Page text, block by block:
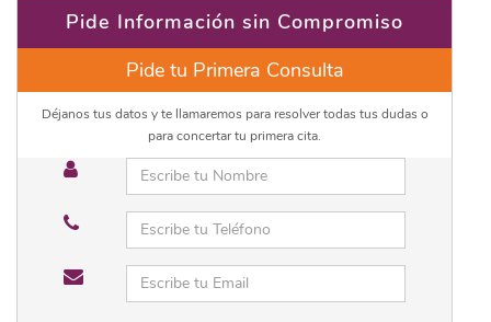
Pide Información sin Compromiso
Pide tu Primera Consulta
Déjanos tus datos y te llamaremos para resolver todas tus dudas o
para concertar tu primera cita.